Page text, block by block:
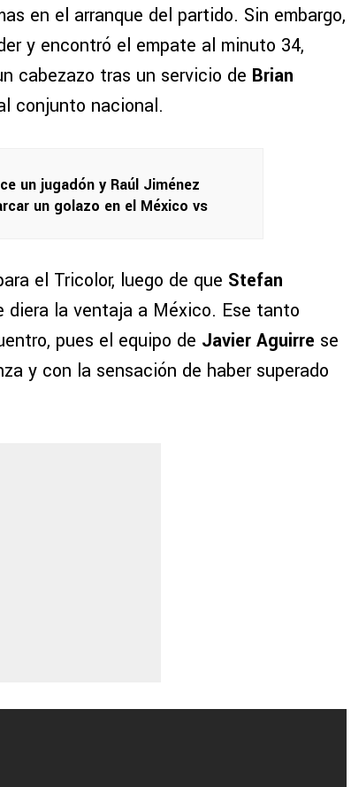
en el arranque del partido. Sin embargo,
y encontró el empate al minuto 34,
cabezazo tras un servicio de Brian
conjunto nacional.
un jugadón y Raúl Jiménez
un golazo en el México vs
el Tricolor, luego de que Stefan
diera la ventaja a México. Ese tanto
pues el equipo de Javier Aguirre se
y con la sensación de haber superado